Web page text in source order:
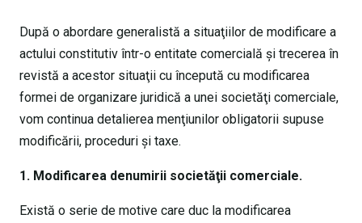
După o abordare generalistă a situaţiilor de modificare a
actului constitutiv într-o entitate comercială şi trecerea în
revistă a acestor situaţii cu începută cu modificarea
formei de organizare juridică a unei societăţi comerciale,
vom continua detalierea menţiunilor obligatorii supuse
modificării, proceduri şi taxe.
1. Modificarea denumirii societăţii comerciale.
Există o serie de motive care duc la modificarea